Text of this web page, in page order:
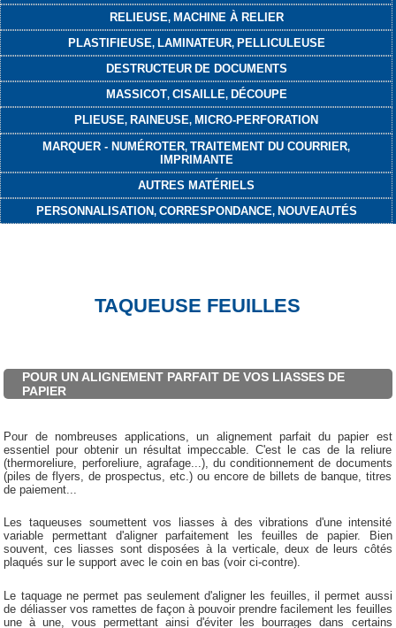
RELIEUSE, MACHINE À RELIER
PLASTIFIEUSE, LAMINATEUR, PELLICULEUSE
DESTRUCTEUR DE DOCUMENTS
MASSICOT, CISAILLE, DÉCOUPE
PLIEUSE, RAINEUSE, MICRO-PERFORATION
MARQUER - NUMÉROTER,TRAITEMENT DU COURRIER,
IMPRIMANTE
AUTRES MATÉRIELS
PERSONNALISATION, CORRESPONDANCE, NOUVEAUTÉS
TAQUEUSE FEUILLES
POUR UN ALIGNEMENT PARFAIT DE VOS LIASSES DE
PAPIER
Pour de nombreuses applications, un alignement parfait du papier est
essentiel pour obtenir un résultat impeccable. C'est le cas de la reliure
(thermoreliure, perforeliure, agrafage...), du conditionnement de documents
(piles de flyers, de prospectus, etc.) ou encore de billets de banque, titres
de paiement...
Les taqueuses soumettent vos liasses à des vibrations d'une intensité
variable permettant d'aligner parfaitement les feuilles de papier. Bien
souvent, ces liasses sont disposées à la verticale, deux de leurs côtés
plaqués sur le support avec le coin en bas (voir ci-contre).
Le taquage ne permet pas seulement d'aligner les feuilles, il permet aussi
de déliasser vos ramettes de façon à pouvoir prendre facilement les feuilles
une à une, vous permettant ainsi d'éviter les bourrages dans certains